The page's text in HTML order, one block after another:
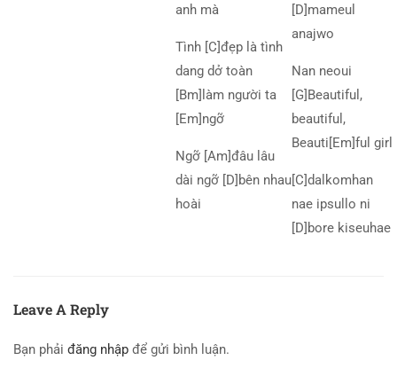
anh mà
Tình [C]đẹp là tình
dang dở toàn
[Bm]làm người ta
[Em]ngỡ
Ngỡ [Am]đâu lâu
dài ngỡ [D]bên nhau
hoài
[D]mameul
anajwo
Nan neoui
[G]Beautiful,
beautiful,
Beauti[Em]ful girl
[C]dalkomhan
nae ipsullo ni
[D]bore kiseuhae
Leave A Reply
Bạn phải đăng nhập để gửi bình luận.